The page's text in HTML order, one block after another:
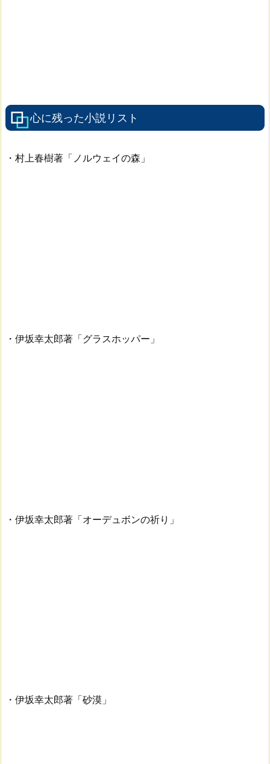
心に残った小説リスト
・村上春樹著「ノルウェイの森」
・伊坂幸太郎著「グラスホッパー」
・伊坂幸太郎著「オーデュボンの祈り」
・伊坂幸太郎著「砂漠」